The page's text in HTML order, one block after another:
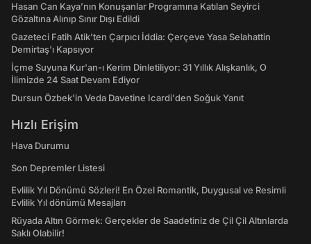
Hasan Can Kaya’nın Konuşanlar Programına Katılan Seyirci
Gözaltına Alınıp Sınır Dışı Edildi
Gazeteci Fatih Atik'ten Çarpıcı İddia: Çerçeve Yasa Selahattin
Demirtaş'ı Kapsıyor
İçme Suyuna Kur'an-ı Kerim Dinletiliyor: 31 Yıllık Alışkanlık, O
İlimizde 24 Saat Devam Ediyor
Dursun Özbek'in Veda Davetine Icardi'den Soğuk Yanıt
Hızlı Erişim
Hava Durumu
Son Depremler Listesi
Evlilik Yıl Dönümü Sözleri! En Özel Romantik, Duygusal ve Resimli
Evlilik Yıl dönümü Mesajları
Rüyada Altın Görmek: Gerçekler de Saadetiniz de Çil Çil Altınlarda
Saklı Olabilir!